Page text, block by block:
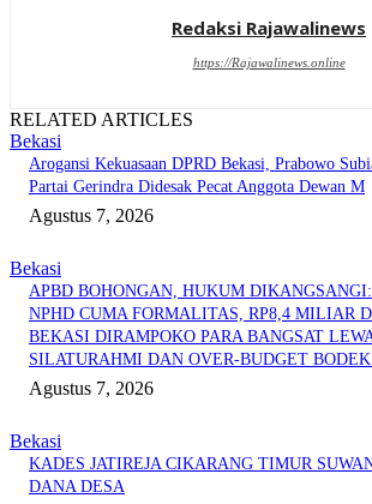
Redaksi Rajawalinews
https://Rajawalinews.online
RELATED ARTICLES
Bekasi
Arogansi Kekuasaan DPRD Bekasi, Prabowo
Partai Gerindra Didesak Pecat Anggota Dewan M
Agustus 7, 2026
Bekasi
APBD BOHONGAN, HUKUM
NPHD CUMA FORMALITAS, RP8,4 MILIAR
BEKASI DIRAMPOKO PARA BANGSAT
SILATURAHMI DAN OVER-BUDGET
Agustus 7, 2026
Bekasi
KADES JATIREJA CIKARANG TIMUR
DANA DESA